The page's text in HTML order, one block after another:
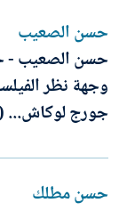
حسن الصعيب
حسن الصعيب -
وجهة نظر
جورج لوكاش... (
حسن مطلك